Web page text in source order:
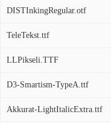
DISTInkingRegular.otf
TeleTekst.ttf
LLPikseli.TTF
D3-Smartism-TypeA.ttf
Akkurat-LightItalicExtra.ttf